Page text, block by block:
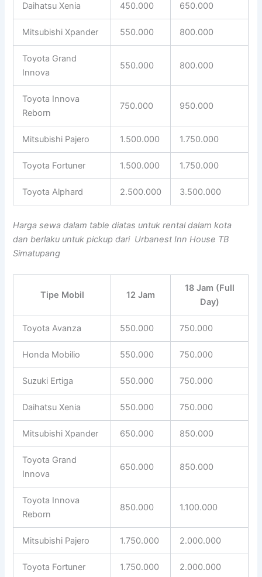
Daihatsu Xenia 450.000 650.000
Mitsubishi Xpander 550.000 800.000
Toyota Grand
Innova
550.000 800.000
Toyota Innova
Reborn
750.000 950.000
Mitsubishi Pajero 1.500.000 1.750.000
Toyota Fortuner 1.500.000 1.750.000
Toyota Alphard 2.500.000 3.500.000
Harga sewa dalam table diatas untuk rental dalam kota
dan berlaku untuk pickup dari Urbanest Inn House TB
Simatupang
Tipe Mobil 12 Jam
18 Jam (Full
Day)
Toyota Avanza 550.000 750.000
Honda Mobilio 550.000 750.000
Suzuki Ertiga 550.000 750.000
Daihatsu Xenia 550.000 750.000
Mitsubishi Xpander 650.000 850.000
Toyota Grand
Innova
650.000 850.000
Toyota Innova
Reborn
850.000 1.100.000
Mitsubishi Pajero 1.750.000 2.000.000
Toyota Fortuner 1.750.000 2.000.000